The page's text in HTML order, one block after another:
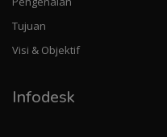
Tujuan
Visi & Objektif
Infodesk